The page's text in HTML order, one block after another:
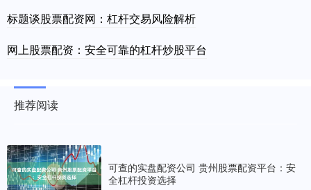
标题谈股票配资网：杠杆交易风险解析
网上股票配资：安全可靠的杠杆炒股平台
推荐阅读
可查的实盘配资公司 贵州股票配资平台：安
全杠杆投资选择